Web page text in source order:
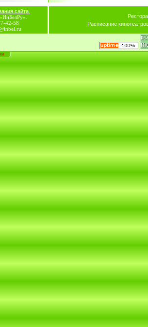
сайта.
42-58
Расписание